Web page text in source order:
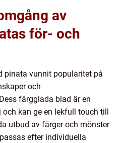
av
för- och
pinata vunnit popularitet på
och
färgglada blad är en
kan ge en lekfull touch till
utbud av färger och mönster
efter individuella